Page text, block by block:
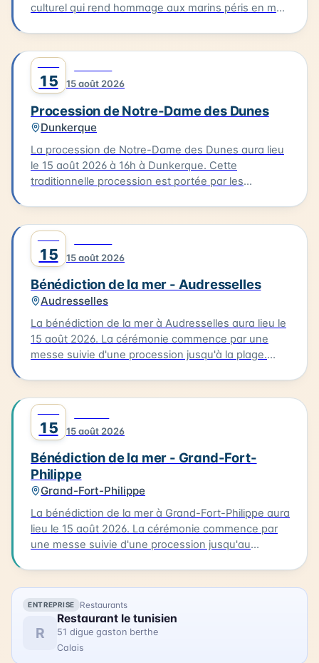
culturel qui rend hommage aux marins péris en mer.
déroulera la bénédiction. Cette cérémonie sera
accompagnée de chants et aura lieu en présence
de flobarts, bateaux de pêche traditionnels. Ce
lieu dans un cadre emblématique de la Côte
d'Opale.
15 15 août 2026
Procession de Notre-Dame des Dunes
Dunkerque
La procession de Notre-Dame des Dunes aura lieu
le 15 août 2026 à 16h à Dunkerque. Cette
traditionnelle procession est portée par les
Notre-Dame des Dunes jusqu'au quai des Anglais.
Là, se déroule la bénédiction, suivie d'une sortie
des bateaux pour un dépôt de gerbe en mer.
15 15 août 2026
Bénédiction de la mer - Audresselles
Audresselles
La bénédiction de la mer à Audresselles aura lieu le
15 août 2026. La cérémonie commence par une
messe suivie d'une procession jusqu'à la plage.
les habitants et les visiteurs de la Côte d'Opale. La
bénédiction de la mer est un événement culturel qui
célèbre la richesse maritime de la région.
15 15 août 2026
Bénédiction de la mer - Grand-Fort-
Philippe
Grand-Fort-Philippe
La bénédiction de la mer à Grand-Fort-Philippe aura
lieu le 15 août 2026. La cérémonie commence par
une messe suivie d'une procession jusqu'au
processionnels. La bénédiction est ensuite suivie
d'une procession des bateaux dans le chenal.
L'occasion est également prise pour ouvrir la
Maison de la Mer, permettant aux visiteurs de
découvrir ce lieu. La bénédiction de la mer est un
ENTREPRISE Restaurants
R
Restaurant le tunisien
51 digue gaston berthe
Calais